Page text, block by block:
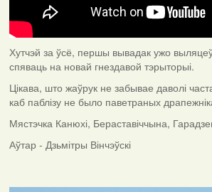
Хутчэй за ўсё, першы вывадак ужо
спяваць на новай гнездавой тэрыторыі.
Цікава, што жаўрук не забывае даволі
каб паблізу не было паветраных
Мястэчка Канюхі, Бераставіччына,
Аўтар - Дзьмітры Вінчэўскі